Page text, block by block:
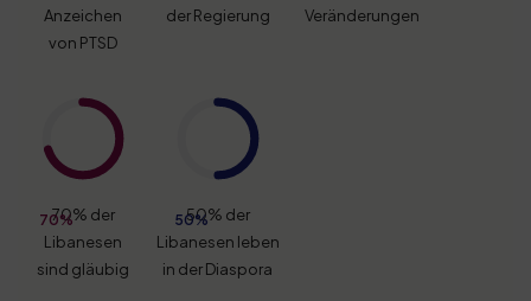
Anzeichen
von PTSD
der Regierung
Veränderungen
70%
70% der
Libanesen
sind gläubig
50%
50% der
Libanesen leben
in der Diaspora